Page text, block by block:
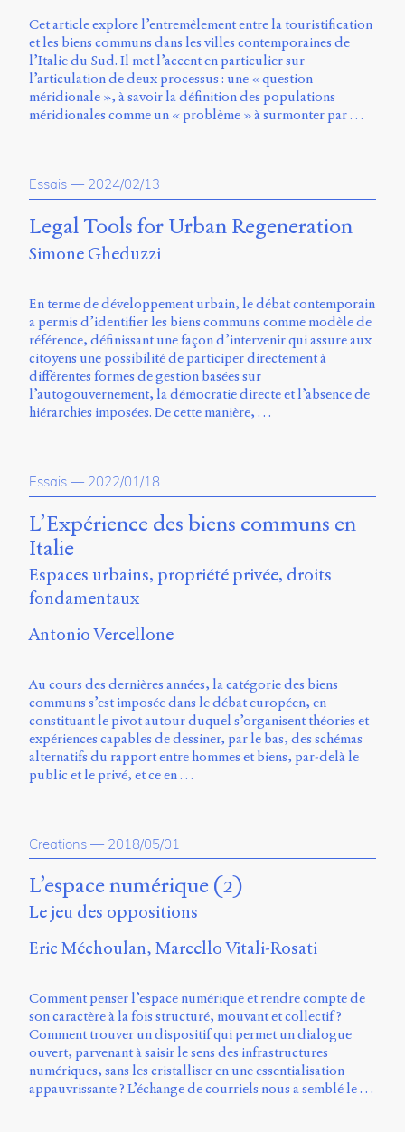
J4K
0B7
Canada
ISSN
2104-
3272
(2020/03)
Typographies
Jannon
Storm
Type
Foundry
et
Muli
Ce
site
été
conçu
par
Julie
Maxime
De
Barros,
Émile
Greis,
Timothée
Guicherd,
Nicolas
Sauret
Marcello
Vitali-
Rosati,
de
2020.
Cet article explore l’entremêlement entre la touristification
et les biens communs dans les villes contemporaines de
l’Italie du Sud. Il met l’accent en particulier sur
l’articulation de deux processus : une « question
méridionale », à savoir la définition des populations
méridionales comme un « problème » à surmonter par …
Essais — 2024/02/13
Legal Tools for Urban Regeneration
Simone Gheduzzi
En terme de développement urbain, le débat contemporain
a permis d’identifier les biens communs comme modèle de
référence, définissant une façon d’intervenir qui assure aux
citoyens une possibilité de participer directement à
différentes formes de gestion basées sur
l’autogouvernement, la démocratie directe et l’absence de
hiérarchies imposées. De cette manière, …
Essais — 2022/01/18
L’Expérience des biens communs en
Italie
Espaces urbains, propriété privée, droits
fondamentaux
Antonio Vercellone
Au cours des dernières années, la catégorie des biens
communs s’est imposée dans le débat européen, en
constituant le pivot autour duquel s’organisent théories et
expériences capables de dessiner, par le bas, des schémas
alternatifs du rapport entre hommes et biens, par-delà le
public et le privé, et ce en …
Creations — 2018/05/01
L’espace numérique (2)
Le jeu des oppositions
Eric Méchoulan Marcello Vitali-Rosati
Comment penser l’espace numérique et rendre compte de
son caractère à la fois structuré, mouvant et collectif ?
Comment trouver un dispositif qui permet un dialogue
ouvert, parvenant à saisir le sens des infrastructures
numériques, sans les cristalliser en une essentialisation
appauvrissante ? L’échange de courriels nous a semblé le …